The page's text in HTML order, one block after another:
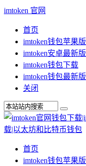
imtoken 官网
首页
imtoken钱包苹果版
imtoken安卓最新版
imtoken钱包下载
imtoken钱包最新版
关闭
首页
imtoken钱包苹果版